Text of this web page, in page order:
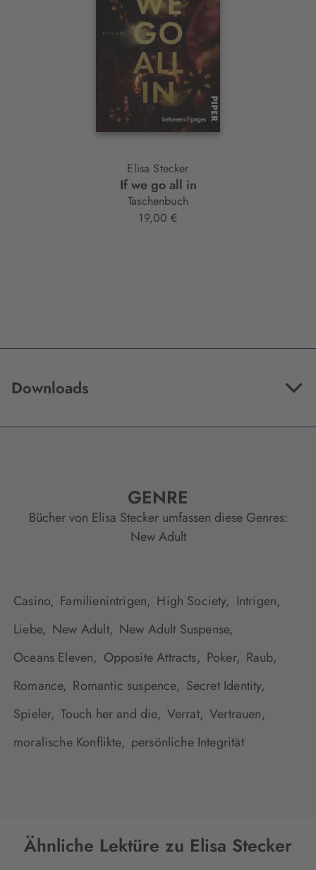
Elisa Stecker
If we go all in
Taschenbuch
19,00 €
Downloads
GENRE
Bücher von Elisa Stecker umfassen diese Genres:
New Adult
Casino, Familienintrigen, High Society, Intrigen,
Liebe, New Adult, New Adult Suspense,
Oceans Eleven, Opposite Attracts, Poker, Raub,
Romance, Romantic suspence, Secret Identity,
Spieler, Touch her and die, Verrat, Vertrauen,
moralische Konflikte, persönliche Integrität
Ähnliche Lektüre zu Elisa Stecker